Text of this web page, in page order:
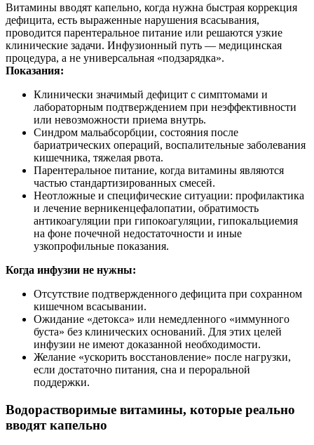
Витамины вводят капельно, когда нужна быстрая коррекция
дефицита, есть выраженные нарушения всасывания,
проводится парентеральное питание или решаются узкие
клинические задачи. Инфузионный путь — медицинская
процедура, а не универсальная «подзарядка».
Показания:
Клинически значимый дефицит с симптомами и
лабораторным подтверждением при неэффективности
или невозможности приема внутрь.
Синдром мальабсорбции, состояния после
бариатрических операций, воспалительные заболевания
кишечника, тяжелая рвота.
Парентеральное питание, когда витамины являются
частью стандартизированных смесей.
Неотложные и специфические ситуации: профилактика
и лечение верникенцефалопатии, обратимость
антикоагуляции при гипокоагуляции, гипокальциемия
на фоне почечной недостаточности и иные
узкопрофильные показания.
Когда инфузии не нужны:
Отсутствие подтвержденного дефицита при сохранном
кишечном всасывании.
Ожидание «детокса» или немедленного «иммунного
буста» без клинических оснований. Для этих целей
инфузии не имеют доказанной необходимости.
Желание «ускорить восстановление» после нагрузки,
если достаточно питания, сна и пероральной
поддержки.
Водорастворимые витамины, которые реально
вводят капельно